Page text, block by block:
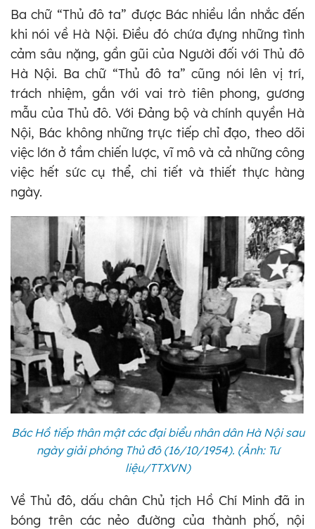
Ba chữ “Thủ đô ta” được Bác nhiều lần nhắc đến
khi nói về Hà Nội. Điều đó chứa đựng những tình
cảm sâu nặng, gần gũi của Người đối với Thủ đô
Hà Nội. Ba chữ “Thủ đô ta” cũng nói lên vị trí,
trách nhiệm, gắn với vai trò tiên phong, gương
mẫu của Thủ đô. Với Đảng bộ và chính quyền Hà
Nội, Bác không những trực tiếp chỉ đạo, theo dõi
việc lớn ở tầm chiến lược, vĩ mô và cả những công
việc hết sức cụ thể, chi tiết và thiết thực hàng
ngày.
Bác Hồ tiếp thân mật các đại biểu nhân dân Hà Nội sau
ngày giải phóng Thủ đô (16/10/1954). (Ảnh: Tư
liệu/TTXVN)
Về Thủ đô, dấu chân Chủ tịch Hồ Chí Minh đã in
bóng trên các nẻo đường của thành phố, nội